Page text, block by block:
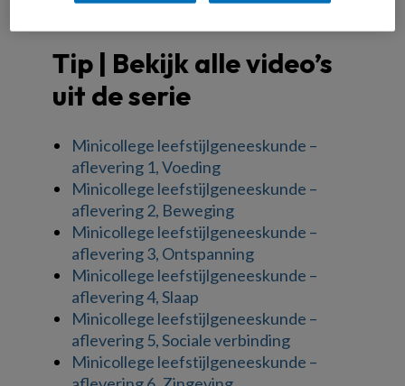
Tip | Bekijk alle video’s
uit de serie
Minicollege leefstijlgeneeskunde –
aflevering 1, Voeding
Minicollege leefstijlgeneeskunde –
aflevering 2, Beweging
Minicollege leefstijlgeneeskunde –
aflevering 3, Ontspanning
Minicollege leefstijlgeneeskunde –
aflevering 4, Slaap
Minicollege leefstijlgeneeskunde –
aflevering 5, Sociale verbinding
Minicollege leefstijlgeneeskunde –